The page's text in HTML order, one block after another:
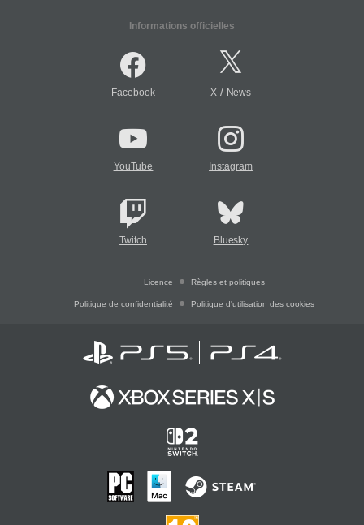
Informations officielles
Facebook X/ News
YouTube Instagram
Twitch Bluesky
Licence Règles et politiques
Politique de confidentialité Politique d'utilisation des cookies